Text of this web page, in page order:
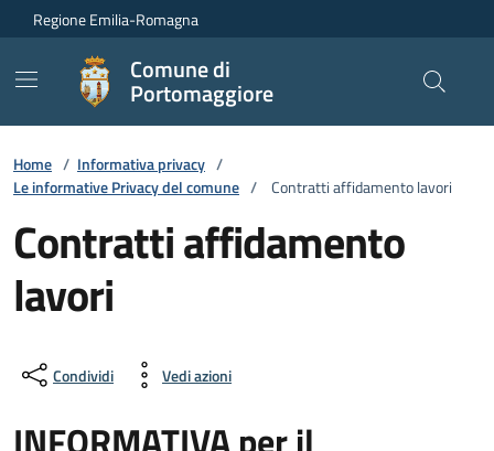
Vai ai contenuti
Vai al footer
Regione Emilia-Romagna
Comune di
Portomaggiore
Home / Informativa privacy /
Le informative Privacy del comune / Contratti affidamento lavori
Contratti affidamento
lavori
Condividi Vedi azioni